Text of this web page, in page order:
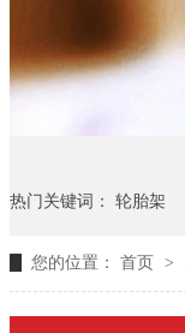
气瓶料架
热门关键词： 轮胎架
您的位置： 首页 >